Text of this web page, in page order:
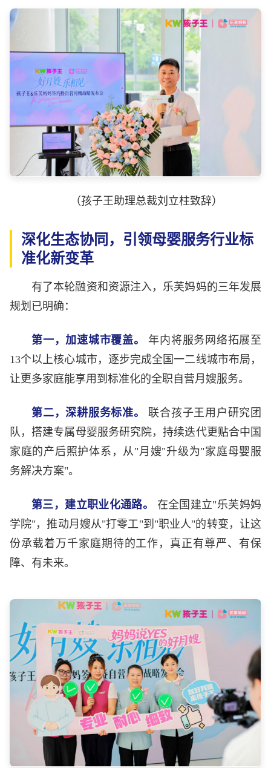
（孩子王助理总裁刘立柱致辞）
深化生态协同，引领母婴服务行业标
准化新变革
有了本轮融资和资源注入，乐芙妈妈的三年发展
规划已明确：
第一，加速城市覆盖。
年内将服务网络拓展至
13个以上核心城市，逐步完成全国一二线城市布局，
让更多家庭能享用到标准化的全职自营月嫂服务。
第二，深耕服务标准。
联合孩子王用户研究团
队，搭建专属母婴服务研究院，持续迭代更贴合中国
家庭的产后照护体系，从"月嫂"升级为"家庭母婴服
务解决方案"。
第三，建立职业化通路。
在全国建立"乐芙妈妈
学院"，推动月嫂从"打零工"到"职业人"的转变，让这
份承载着万千家庭期待的工作，真正有尊严、有保
障、有未来。